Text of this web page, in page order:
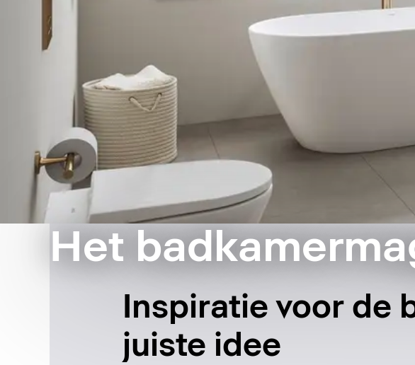
Het
Inspiratie voor de
juiste idee